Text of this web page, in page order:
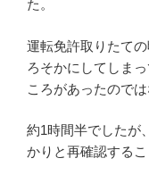
た。
運転免許取りたて
ろそかにしてしま
ころがあったのでは
約1時間半でしたが
かりと再確認するこ